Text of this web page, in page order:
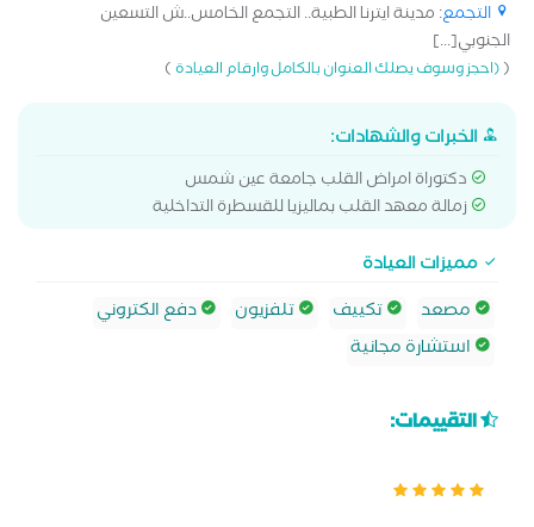
التجمع: مدينة ايترنا الطبية.. التجمع الخامس..ش التسعين
الجنوبي[...]
((احجز وسوف يصلك العنوان بالكامل وارقام العيادة)
الخبرات والشهادات:
دكتوراة امراض القلب جامعة عين شمس
زمالة معهد القلب بماليزيا للقسطرة التداخلية
مميزات العيادة
مصعد
تكييف تلفزيون
دفع الكتروني
استشارة مجانية
التقييمات: